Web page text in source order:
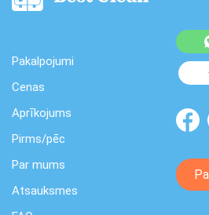
Pakalpojumi
Cenas
Aprīkojums
Pirms/pēc
Par mums
Atsauksmes